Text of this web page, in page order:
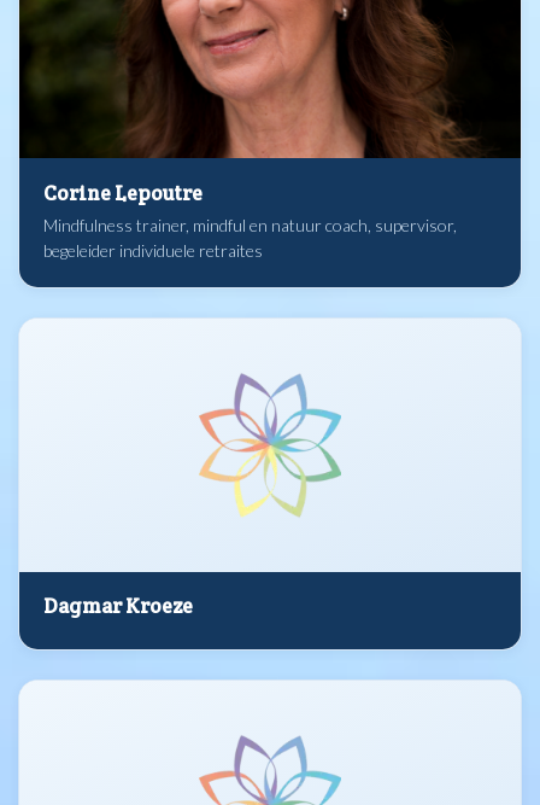
Corine Lepoutre
Mindfulness trainer, mindful en natuur coach, supervisor,
begeleider individuele retraites
Dagmar Kroeze